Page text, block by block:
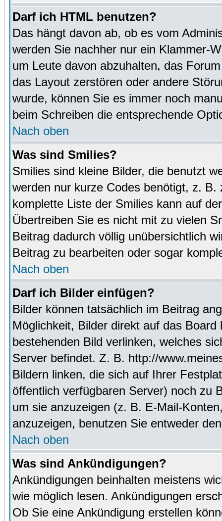
Darf ich HTML benutzen?
Das hängt davon ab, ob es vom
werden Sie nachher nur ein Klammer-
um Leute davon abzuhalten, das
das Layout zerstören oder andere
wurde, können Sie es immer noch
beim Schreiben die entsprechende
Nach oben
Was sind Smilies?
Smilies sind kleine Bilder, die benutzt
werden nur kurze Codes benötigt, z.
komplette Liste der Smilies kann auf
Übertreiben Sie es nicht mit zu vielen
Beitrag dadurch völlig unübersichtlich
Beitrag zu bearbeiten oder sogar
Nach oben
Darf ich Bilder einfügen?
Bilder können tatsächlich im Beitrag
Möglichkeit, Bilder direkt auf das
bestehenden Bild verlinken, welches
Server befindet. Z. B. http://
Bildern linken, die sich auf Ihrer
öffentlich verfügbaren Server) noch zu
um sie anzuzeigen (z. B. E-Mail-
anzuzeigen, benutzen Sie entweder
Nach oben
Was sind Ankündigungen?
Ankündigungen beinhalten meistens
wie möglich lesen. Ankündigungen
Ob Sie eine Ankündigung erstellen